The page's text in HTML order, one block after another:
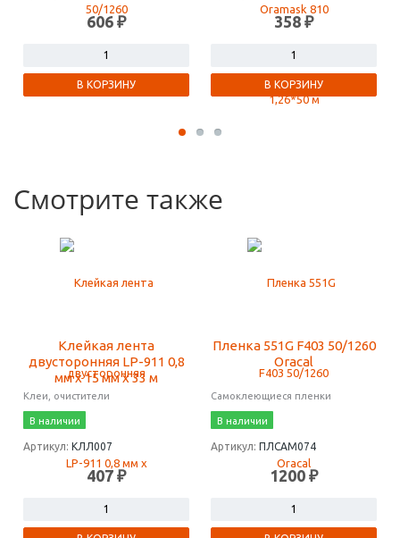
606 ₽
В КОРЗИНУ
358 ₽
В КОРЗИНУ
Смотрите также
Клейкая лента
двусторонняя LP-911 0,8
мм х 15 мм х 33 м
Клеи, очистители
В наличии
Артикул: КЛЛ007
407 ₽
Пленка 551G F403 50/1260
Oracal
Самоклеющиеся пленки
В наличии
Артикул: ПЛСАМ074
1200 ₽